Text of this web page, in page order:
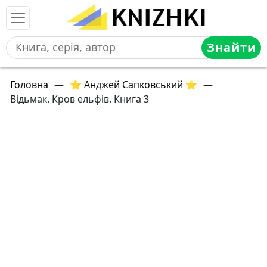
Знайти
Головна — ⭐ Анджей Сапковський ⭐ —
Відьмак. Кров ельфів. Книга 3